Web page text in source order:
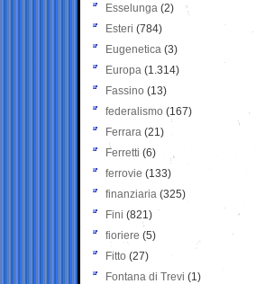
Esselunga (2)
Esteri (784)
Eugenetica (3)
Europa (1.314)
Fassino (13)
federalismo (167)
Ferrara (21)
Ferretti (6)
ferrovie (133)
finanziaria (325)
Fini (821)
fioriere (5)
Fitto (27)
Fontana di Trevi (1)